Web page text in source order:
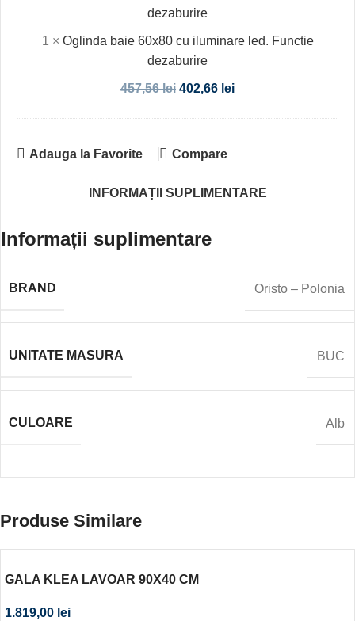
dezaburire
1 × Oglinda baie 60x80 cu iluminare led. Functie
dezaburire
457,56lei 402,66 lei
Adauga la Favorite Compare
INFORMAȚII SUPLIMENTARE
Informații suplimentare
BRAND Oristo – Polonia
UNITATE MASURA BUC
CULOARE Alb
Produse Similare
GALA KLEA LAVOAR 90X40 CM
1.819,00 lei